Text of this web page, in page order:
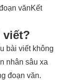
vănKết
viết?
bài viết không
nhân sâu xa
đoạn văn.